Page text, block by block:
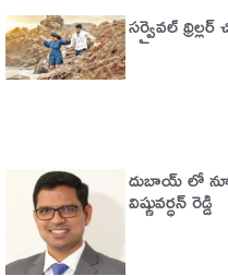
సర్వైవల్‌
దుబాయ్ లో
విష్ణువర్ధన్ రెడ్డి